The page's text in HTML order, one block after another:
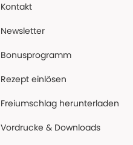
Kontakt
Newsletter
Bonusprogramm
Rezept einlösen
Freiumschlag herunterladen
Vordrucke & Downloads